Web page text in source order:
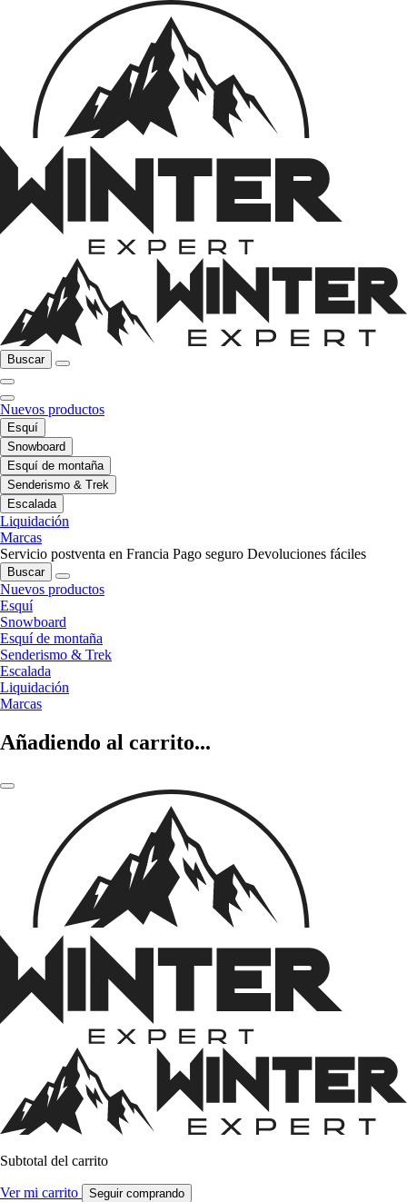
Buscar
Nuevos productos
Esquí
Snowboard
Esquí de montaña
Senderismo & Trek
Escalada
Liquidación
Marcas
Servicio postventa en Francia Pago seguro Devoluciones fáciles
Buscar
Nuevos productos
Esquí
Snowboard
Esquí de montaña
Senderismo & Trek
Escalada
Liquidación
Marcas
Añadiendo al carrito...
Subtotal del carrito
Ver mi carrito Seguir comprando